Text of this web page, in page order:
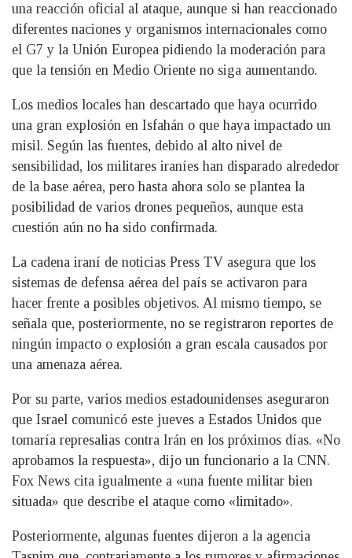
una reacción oficial al ataque, aunque si han reaccionado
diferentes naciones y organismos internacionales como
el G7 y la Unión Europea pidiendo la moderación para
que la tensión en Medio Oriente no siga aumentando.
Los medios locales han descartado que haya ocurrido
una gran explosión en Isfahán o que haya impactado un
misil. Según las fuentes, debido al alto nivel de
sensibilidad, los militares iraníes han disparado alrededor
de la base aérea, pero hasta ahora solo se plantea la
posibilidad de varios drones pequeños, aunque esta
cuestión aún no ha sido confirmada.
La cadena iraní de noticias Press TV asegura que los
sistemas de defensa aérea del país se activaron para
hacer frente a posibles objetivos. Al mismo tiempo, se
señala que, posteriormente, no se registraron reportes de
ningún impacto o explosión a gran escala causados por
una amenaza aérea.
Por su parte, varios medios estadounidenses aseguraron
que Israel comunicó este jueves a Estados Unidos que
tomaría represalias contra Irán en los próximos días. «No
aprobamos la respuesta», dijo un funcionario a la CNN.
Fox News cita igualmente a «una fuente militar bien
situada» que describe el ataque como «limitado».
Posteriormente, algunas fuentes dijeron a la agencia